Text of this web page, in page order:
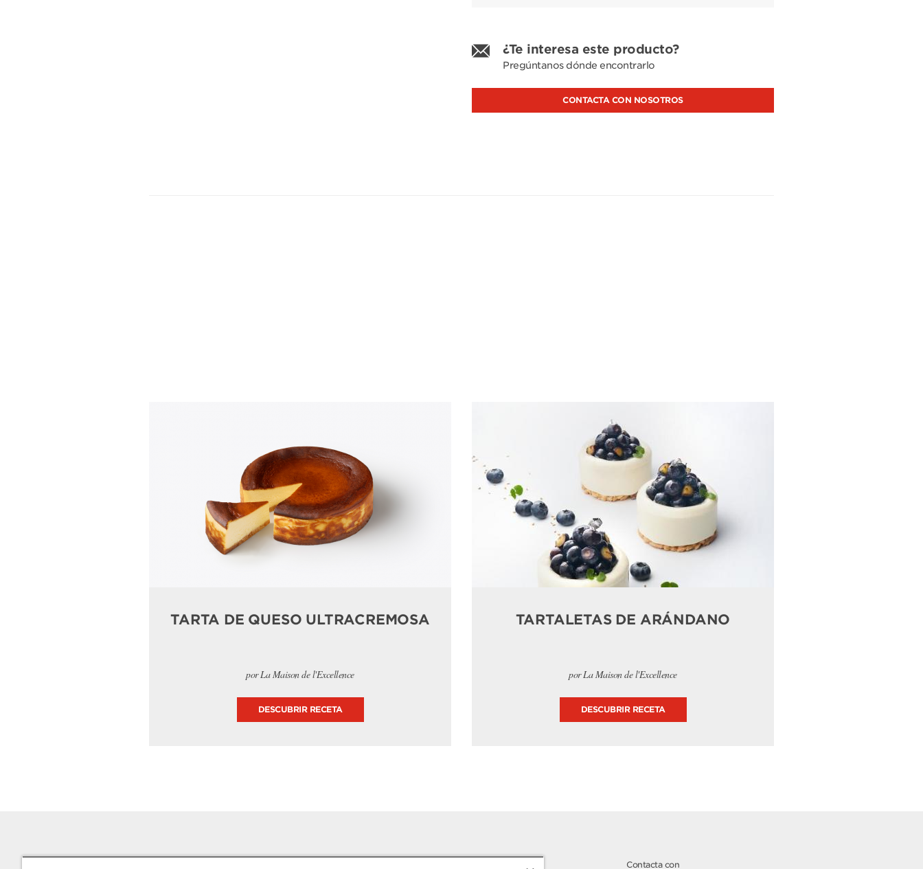
¿Te interesa este producto?
Pregúntanos dónde encontrarlo
CONTACTA CON NOSOTROS
TARTA DE QUESO ULTRACREMOSA
por La Maison de l'Excellence
DESCUBRIR RECETA
TARTALETAS DE ARÁNDANO
por La Maison de l'Excellence
DESCUBRIR RECETA
Contacta con